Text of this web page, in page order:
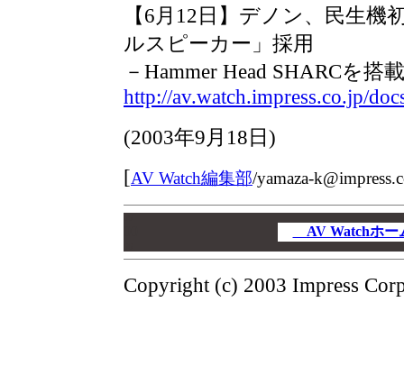
【6月12日】デノン、民生
ルスピーカー」採用
－Hammer Head SHARCを
http://av.watch.impress.co.jp/
(2003年9月18日 )
[AV Watch編集部/yamaza-
AV Watchホ
Copyright (c) 2003 Impress